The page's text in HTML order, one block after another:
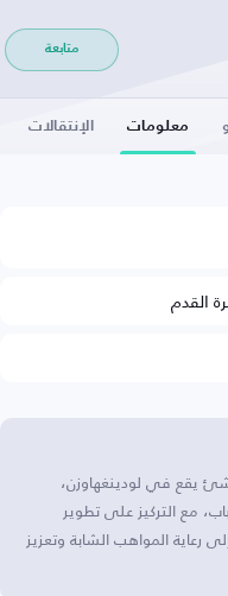
متابعة
معلومات الإنتقالات
القدم
يقع في لودينغهاوزن،
مع التركيز على تطوير
رعاية المواهب الشابة وتعزيز